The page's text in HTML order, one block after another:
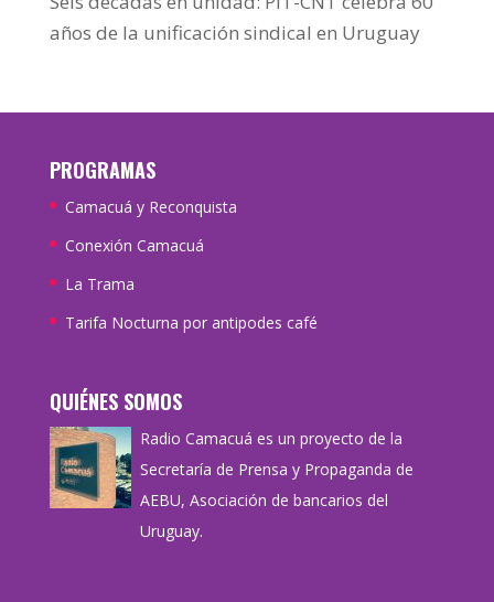
años de la unificación sindical en Uruguay
PROGRAMAS
Camacuá y Reconquista
Conexión Camacuá
La Trama
Tarifa Nocturna por antipodes café
QUIÉNES SOMOS
Radio Camacuá es un proyecto de la
Secretaría de Prensa y Propaganda de
AEBU, Asociación de bancarios del
Uruguay.